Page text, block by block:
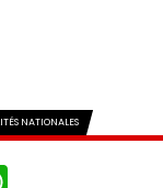
NATIONALES